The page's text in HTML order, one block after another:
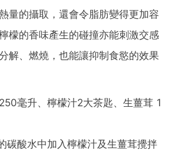
量的攝取，還會令脂肪變得更加容
檬的香味產生的碰撞亦能刺激交感
解、燃燒，也能讓抑制食慾的效果
毫升、檸檬汁2大茶匙、生薑茸 1
碳酸水中加入檸檬汁及生薑茸攪拌